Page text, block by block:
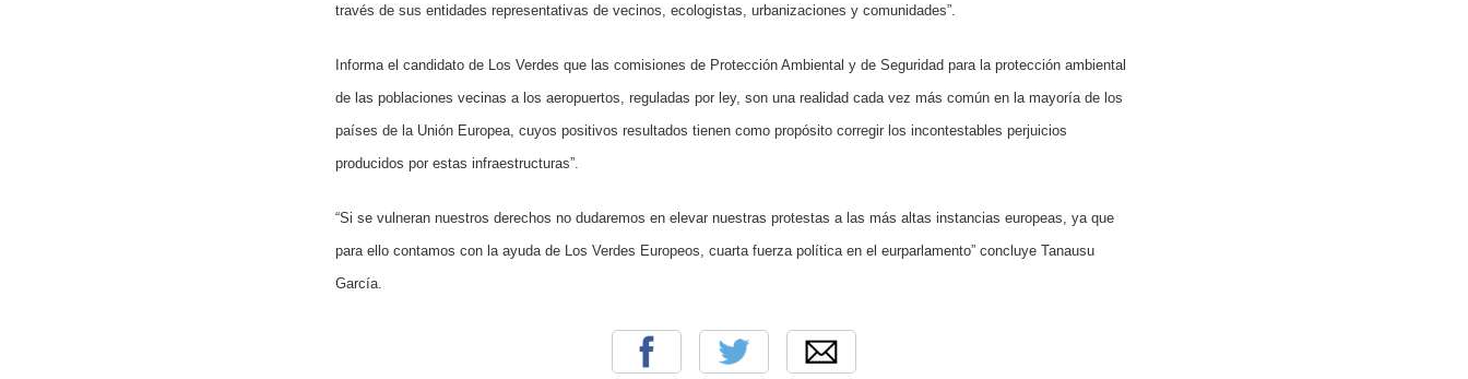
través de sus entidades representativas de vecinos, ecologistas, urbanizaciones y comunidades”.
Informa el candidato de Los Verdes que las comisiones de Protección Ambiental y de Seguridad para la protección ambiental
de las poblaciones vecinas a los aeropuertos, reguladas por ley, son una realidad cada vez más común en la mayoría de los
países de la Unión Europea, cuyos positivos resultados tienen como propósito corregir los incontestables perjuicios
producidos por estas infraestructuras”.
“Si se vulneran nuestros derechos no dudaremos en elevar nuestras protestas a las más altas instancias europeas, ya que
para ello contamos con la ayuda de Los Verdes Europeos, cuarta fuerza política en el eurparlamento” concluye Tanausu
García.